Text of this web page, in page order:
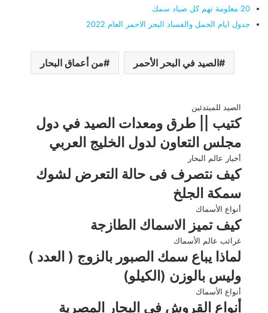
20 معلومة تهم كل صياد سمك
جدول ايام الحمل والفساد البحر الاحمر العام 2022
الصيد في البحر الأحمر من أعماق البحار
الصيد للمبتدئين
كتيب || طرق ومعدات الصيد في دول
مجلس التعاون لدول الخليج العربي
أخبار عالم البحار
كيف نتصرف فى حالة التعرض لشوك
سمكة الجلخ
أنواع الأسماك
كيف تميز الاسماك الطازجة
غرائب عالم الأسماك
لماذا يباع سمك الصبور بالزوج ( العدد )
وليس بالوزن (الكيلو)
أنواع الأسماك
أنواع القروش في البحار المصرية